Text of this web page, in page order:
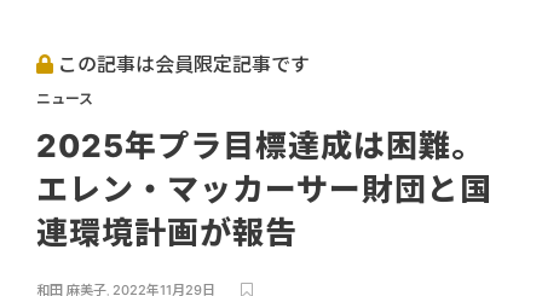
この記事は会員限定記事です
ニュース
2025年プラ目標達成は困難。
エレン・マッカーサー財団と国
連環境計画が報告
和田 麻美子, 2022年11月29日